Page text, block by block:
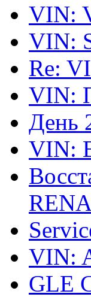
VIN:
VIN:
Re:
VIN:
День
VIN:
VIN:
GLE